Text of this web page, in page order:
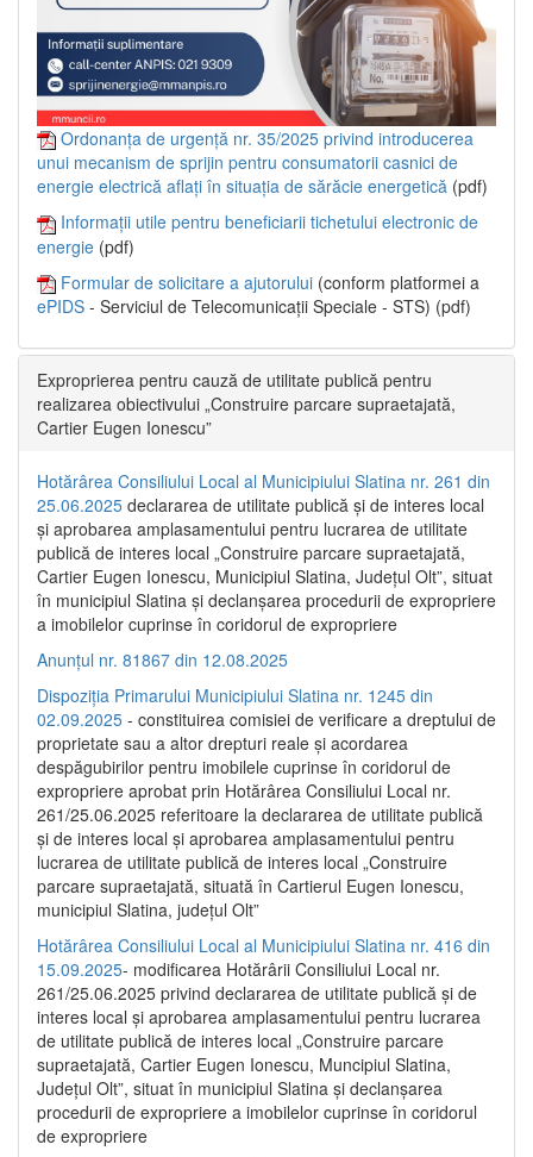
Ordonanța de urgență nr. 35/2025 privind introducerea
unui mecanism de sprijin pentru consumatorii casnici de
energie electrică aflați în situația de sărăcie energetică (pdf)
Informații utile pentru beneficiarii tichetului electronic de
energie (pdf)
Formular de solicitare a ajutorului (conform platformei a
ePIDS - Serviciul de Telecomunicații Speciale - STS) (pdf)
Exproprierea pentru cauză de utilitate publică pentru
realizarea obiectivului „Construire parcare supraetajată,
Cartier Eugen Ionescu”
Hotărârea Consiliului Local al Municipiului Slatina nr. 261 din
25.06.2025 declararea de utilitate publică și de interes local
și aprobarea amplasamentului pentru lucrarea de utilitate
publică de interes local „Construire parcare supraetajată,
Cartier Eugen Ionescu, Municipiul Slatina, Județul Olt”, situat
în municipiul Slatina și declanșarea procedurii de expropriere
a imobilelor cuprinse în coridorul de expropriere
Anunțul nr. 81867 din 12.08.2025
Dispoziția Primarului Municipiului Slatina nr. 1245 din
02.09.2025 - constituirea comisiei de verificare a dreptului de
proprietate sau a altor drepturi reale și acordarea
despăgubirilor pentru imobilele cuprinse în coridorul de
expropriere aprobat prin Hotărârea Consiliului Local nr.
261/25.06.2025 referitoare la declararea de utilitate publică
și de interes local și aprobarea amplasamentului pentru
lucrarea de utilitate publică de interes local „Construire
parcare supraetajată, situată în Cartierul Eugen Ionescu,
municipiul Slatina, județul Olt”
Hotărârea Consiliului Local al Municipiului Slatina nr. 416 din
15.09.2025- modificarea Hotărârii Consiliului Local nr.
261/25.06.2025 privind declararea de utilitate publică și de
interes local și aprobarea amplasamentului pentru lucrarea
de utilitate publică de interes local „Construire parcare
supraetajată, Cartier Eugen Ionescu, Muncipiul Slatina,
Județul Olt”, situat în municipiul Slatina și declanșarea
procedurii de expropriere a imobilelor cuprinse în coridorul
de expropriere